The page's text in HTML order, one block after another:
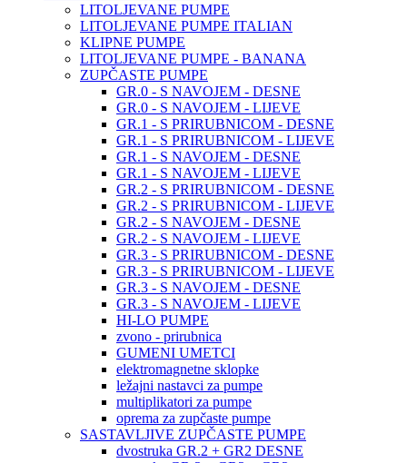
LITOLJEVANE PUMPE
LITOLJEVANE PUMPE ITALIAN
KLIPNE PUMPE
LITOLJEVANE PUMPE - BANANA
ZUPČASTE PUMPE
GR.0 - S NAVOJEM - DESNE
GR.0 - S NAVOJEM - LIJEVE
GR.1 - S PRIRUBNICOM - DESNE
GR.1 - S PRIRUBNICOM - LIJEVE
GR.1 - S NAVOJEM - DESNE
GR.1 - S NAVOJEM - LIJEVE
GR.2 - S PRIRUBNICOM - DESNE
GR.2 - S PRIRUBNICOM - LIJEVE
GR.2 - S NAVOJEM - DESNE
GR.2 - S NAVOJEM - LIJEVE
GR.3 - S PRIRUBNICOM - DESNE
GR.3 - S PRIRUBNICOM - LIJEVE
GR.3 - S NAVOJEM - DESNE
GR.3 - S NAVOJEM - LIJEVE
HI-LO PUMPE
zvono - prirubnica
GUMENI UMETCI
elektromagnetne sklopke
ležajni nastavci za pumpe
multiplikatori za pumpe
oprema za zupčaste pumpe
SASTAVLJIVE ZUPČASTE PUMPE
dvostruka GR.2 + GR2 DESNE